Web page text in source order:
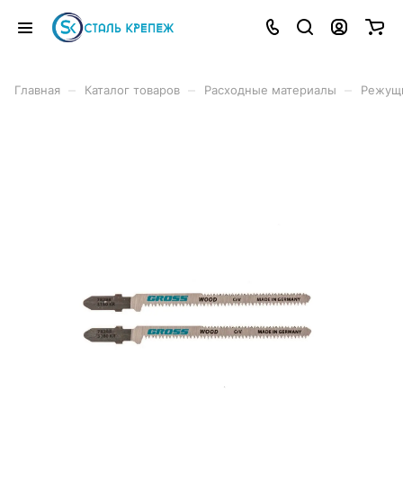
Главная Каталог товаров Расходные материалы